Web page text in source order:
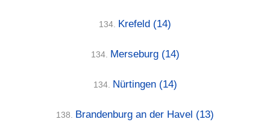
134. Krefeld (14)
134. Merseburg (14)
134. Nürtingen (14)
138. Brandenburg an der Havel (13)